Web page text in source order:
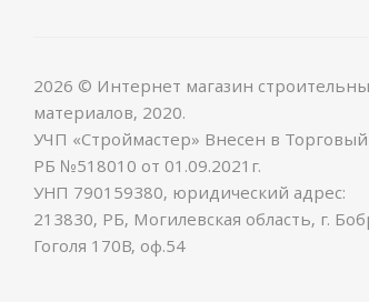
2026 © Интернет магазин
материалов, 2020.
УЧП «Строймастер» Внесен в
РБ №518010 от 01.09.2021г.
УНП 790159380, юридический адрес:
213830, РБ, Могилевская область, г.
Гоголя 170В, оф.54